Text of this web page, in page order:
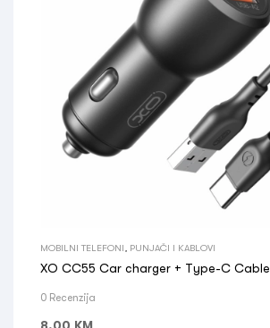
MOBILNI TELEFONI PUNJAČI I KABLOVI
XO CC55 Car charger + Type-C Cable
0 Recenzija